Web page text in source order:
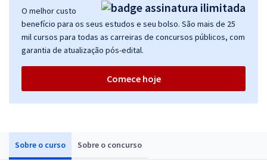
Sobre o curso Sobre o concurso
O melhor custo
benefício para os seus estudos e seu bolso. São mais de 25
mil cursos para todas as carreiras de concursos públicos, com
garantia de atualização pós-edital.
Comece hoje